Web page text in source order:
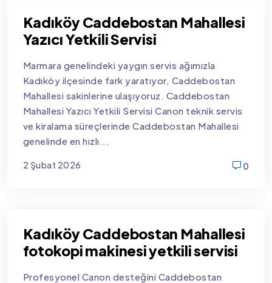
Kadıköy Caddebostan Mahallesi
Yazıcı Yetkili Servisi
Marmara genelindeki yaygın servis ağımızla
Kadıköy ilçesinde fark yaratıyor, Caddebostan
Mahallesi sakinlerine ulaşıyoruz. Caddebostan
Mahallesi Yazıcı Yetkili Servisi Canon teknik servis
ve kiralama süreçlerinde Caddebostan Mahallesi
genelinde en hızlı...
2 Şubat 2026
0
Kadıköy Caddebostan Mahallesi
fotokopi makinesi yetkili servisi
Profesyonel Canon desteğini Caddebostan